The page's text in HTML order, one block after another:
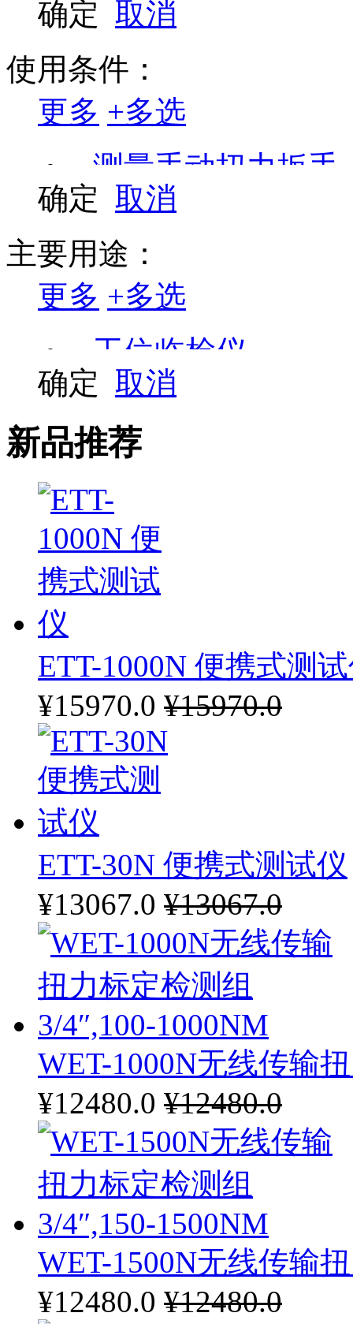
确定 取消
使用条件：
更多 +多选
测量手动扭力扳手
确定 取消
主要用途：
更多 +多选
工位临检仪
检测中心用
确定 取消
新品推荐
ETT-1000N 便携式测
¥15970.0 ¥15970.0
ETT-30N 便携式测试仪
¥13067.0 ¥13067.0
WET-1000N无线传输
¥12480.0 ¥12480.0
WET-1500N无线传输
¥12480.0 ¥12480.0